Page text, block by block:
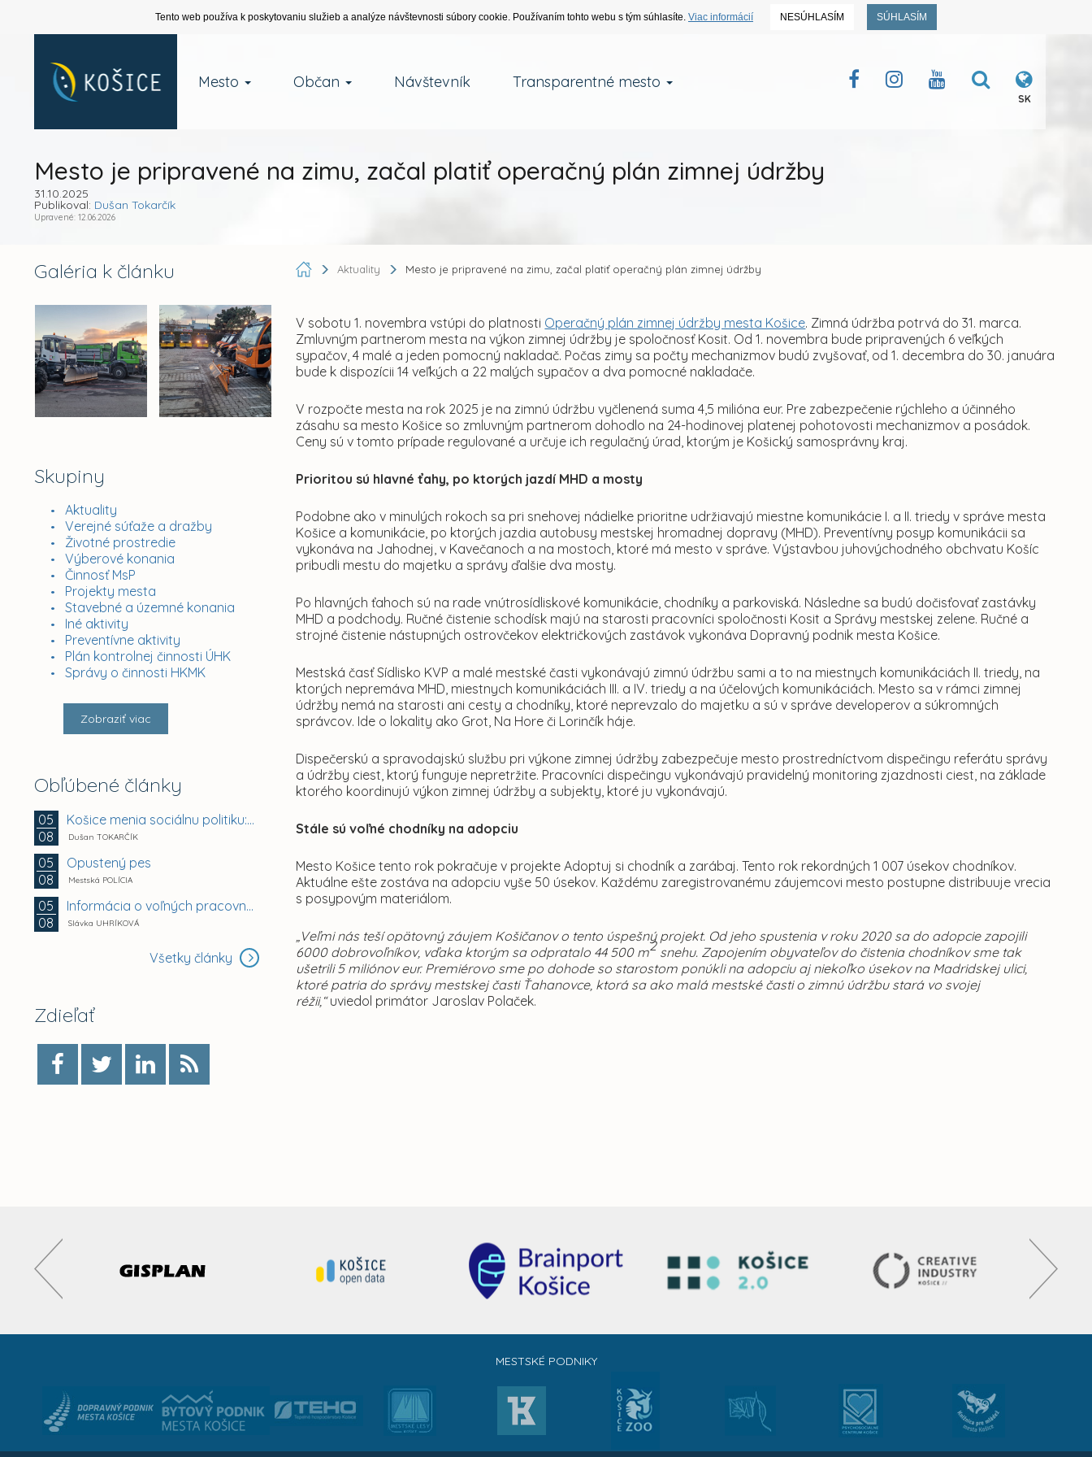
Tento web používa k poskytovaniu služieb a analýze návštevnosti súbory cookie. Používaním tohto webu s tým súhlasíte. Viac informácií NESÚHLASÍM SÚHLASÍM
Mesto Občan Návštevník Transparentné mesto
SK
Mesto je pripravené na zimu, začal platiť operačný plán zimnej údržby
31.10.2025
Publikoval: Dušan Tokarčík
Upravené: 12.06.2026
Galéria k článku
Skupiny
Aktuality
Verejné súťaže a dražby
Životné prostredie
Výberové konania
Činnosť MsP
Projekty mesta
Stavebné a územné konania
Iné aktivity
Preventívne aktivity
Plán kontrolnej činnosti ÚHK
Správy o činnosti HKMK
Zobraziť viac
Obľúbené články
05
08
Košice menia sociálnu politiku: chránia mestské byty...
Dušan TOKARČÍK
05
08
Opustený pes
Mestská POLÍCIA
05
08
Informácia o voľných pracovných miestach -...
Slávka UHRÍKOVÁ
Všetky články
Zdieľať
Aktuality Mesto je pripravené na zimu, začal platiť operačný plán zimnej údržby
V sobotu 1. novembra vstúpi do platnosti Operačný plán zimnej údržby mesta Košice. Zimná údržba potrvá do 31. marca.
Zmluvným partnerom mesta na výkon zimnej údržby je spoločnosť Kosit. Od 1. novembra bude pripravených 6 veľkých
sypačov, 4 malé a jeden pomocný nakladač. Počas zimy sa počty mechanizmov budú zvyšovať, od 1. decembra do 30. januára
bude k dispozícii 14 veľkých a 22 malých sypačov a dva pomocné nakladače.
V rozpočte mesta na rok 2025 je na zimnú údržbu vyčlenená suma 4,5 milióna eur. Pre zabezpečenie rýchleho a účinného
zásahu sa mesto Košice so zmluvným partnerom dohodlo na 24-hodinovej platenej pohotovosti mechanizmov a posádok.
Ceny sú v tomto prípade regulované a určuje ich regulačný úrad, ktorým je Košický samosprávny kraj.
Prioritou sú hlavné ťahy, po ktorých jazdí MHD a mosty
Podobne ako v minulých rokoch sa pri snehovej nádielke prioritne udržiavajú miestne komunikácie I. a II. triedy v správe mesta
Košice a komunikácie, po ktorých jazdia autobusy mestskej hromadnej dopravy (MHD). Preventívny posyp komunikácii sa
vykonáva na Jahodnej, v Kavečanoch a na mostoch, ktoré má mesto v správe. Výstavbou juhovýchodného obchvatu Košíc
pribudli mestu do majetku a správy ďalšie dva mosty.
Po hlavných ťahoch sú na rade vnútrosídliskové komunikácie, chodníky a parkoviská. Následne sa budú dočisťovať zastávky
MHD a podchody. Ručné čistenie schodísk majú na starosti pracovníci spoločnosti Kosit a Správy mestskej zelene. Ručné a
strojné čistenie nástupných ostrovčekov električkových zastávok vykonáva Dopravný podnik mesta Košice.
Mestská časť Sídlisko KVP a malé mestské časti vykonávajú zimnú údržbu sami a to na miestnych komunikáciách II. triedy, na
ktorých nepremáva MHD, miestnych komunikáciách III. a IV. triedy a na účelových komunikáciách. Mesto sa v rámci zimnej
údržby nemá na starosti ani cesty a chodníky, ktoré neprevzalo do majetku a sú v správe developerov a súkromných
správcov. Ide o lokality ako Grot, Na Hore či Lorinčík háje.
Dispečerskú a spravodajskú službu pri výkone zimnej údržby zabezpečuje mesto prostredníctvom dispečingu referátu správy
a údržby ciest, ktorý funguje nepretržite. Pracovníci dispečingu vykonávajú pravidelný monitoring zjazdnosti ciest, na základe
ktorého koordinujú výkon zimnej údržby a subjekty, ktoré ju vykonávajú.
Stále sú voľné chodníky na adopciu
Mesto Košice tento rok pokračuje v projekte Adoptuj si chodník a zarábaj. Tento rok rekordných 1 007 úsekov chodníkov.
Aktuálne ešte zostáva na adopciu vyše 50 úsekov. Každému zaregistrovanému záujemcovi mesto postupne distribuuje vrecia
s posypovým materiálom.
„Veľmi nás teší opätovný záujem Košičanov o tento úspešný projekt. Od jeho spustenia v roku 2020 sa do adopcie zapojili
6000 dobrovoľníkov, vďaka ktorým sa odpratalo 44 500 m2snehu. Zapojením obyvateľov do čistenia chodníkov sme tak
ušetrili 5 miliónov eur. Premiérovo sme po dohode so starostom ponúkli na adopciu aj niekoľko úsekov na Madridskej ulici,
ktoré patria do správy mestskej časti Ťahanovce, ktorá sa ako malá mestské časti o zimnú údržbu stará vo svojej
réžii,“uviedol primátor Jaroslav Polaček.
MESTSKÉ PODNIKY